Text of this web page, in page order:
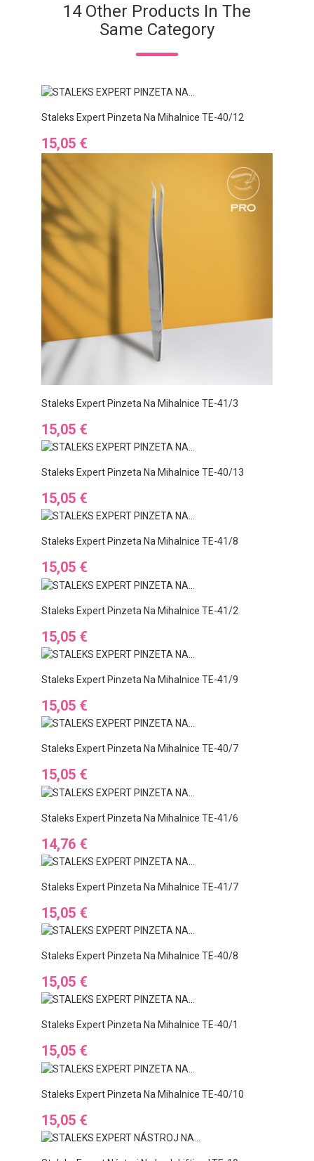
14 Other Products In The
Same Category
Staleks Expert Pinzeta Na Mihalnice TE-40/12
Ár
15,05 €
Staleks Expert Pinzeta Na Mihalnice TE-41/3
Ár
15,05 €
Staleks Expert Pinzeta Na Mihalnice TE-40/13
Ár
15,05 €
Staleks Expert Pinzeta Na Mihalnice TE-41/8
Ár
15,05 €
Staleks Expert Pinzeta Na Mihalnice TE-41/2
Ár
15,05 €
Staleks Expert Pinzeta Na Mihalnice TE-41/9
Ár
15,05 €
Staleks Expert Pinzeta Na Mihalnice TE-40/7
Ár
15,05 €
Staleks Expert Pinzeta Na Mihalnice TE-41/6
Ár
14,76 €
Staleks Expert Pinzeta Na Mihalnice TE-41/7
Ár
15,05 €
Staleks Expert Pinzeta Na Mihalnice TE-40/8
Ár
15,05 €
Staleks Expert Pinzeta Na Mihalnice TE-40/1
Ár
15,05 €
Staleks Expert Pinzeta Na Mihalnice TE-40/10
Ár
15,05 €